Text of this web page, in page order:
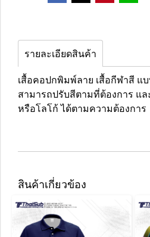
รายละเอียดสินค้า
เสื้อคอปกพิมพ์ลาย เสื้อกีฬาสี แ
สามารถปรับสีตามที่ต้องการ แ
หรือโลโก้ ได้ตามความต้องการ
สินค้าเกี่ยวข้อง